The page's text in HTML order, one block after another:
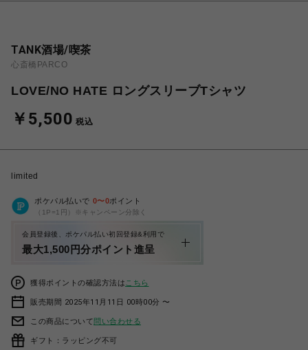
TANK酒場/喫茶
心斎橋PARCO
LOVE/NO HATE ロングスリーブTシャツ
￥5,500 税込
limited
ポケパル払いで 0〜0ポイント
（1P=1円）※キャンペーン分除く
会員登録後、ポケパル払い初回登録&利用で
最大1,500円分ポイント進呈
獲得ポイントの確認方法は こちら
販売期間 2025年11月11日 00時00分 〜
この商品について問い合わせる
ギフト：ラッピング不可